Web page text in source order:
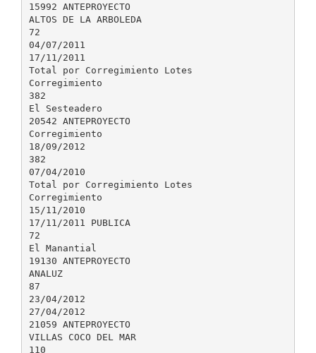
15992 ANTEPROYECTO
ALTOS DE LA ARBOLEDA
72
04/07/2011
17/11/2011
Total por Corregimiento Lotes
Corregimiento
382
El Sesteadero
20542 ANTEPROYECTO
Corregimiento
18/09/2012
382
07/04/2010
Total por Corregimiento Lotes
Corregimiento
15/11/2010
17/11/2011 PUBLICA
72
El Manantial
19130 ANTEPROYECTO
ANALUZ
87
23/04/2012
27/04/2012
21059 ANTEPROYECTO
VILLAS COCO DEL MAR
110